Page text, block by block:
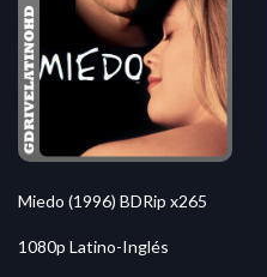
Miedo (1996) BDRip x265
1080p Latino-Inglés